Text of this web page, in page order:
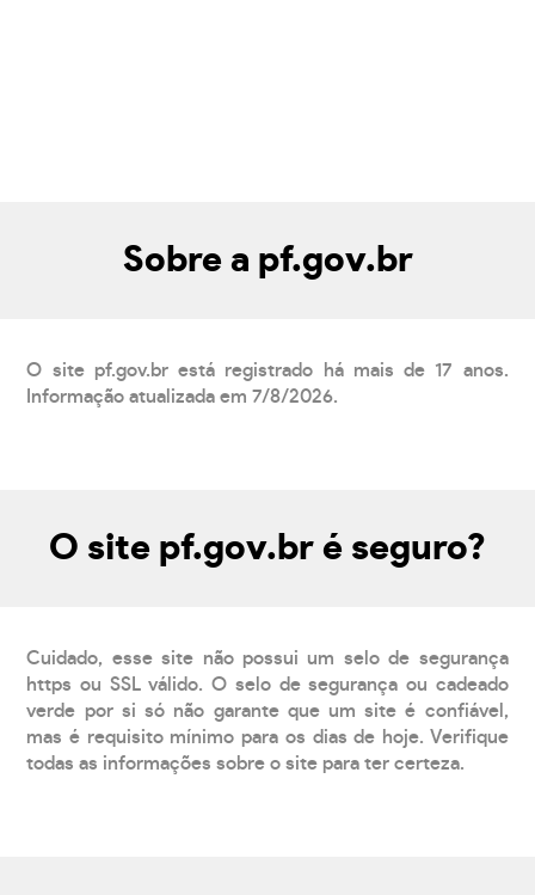
Sobre a pf.gov.br
O site pf.gov.br está registrado há mais de 17 anos.
Informação atualizada em 7/8/2026.
O site pf.gov.br é seguro?
Cuidado, esse site não possui um selo de segurança
https ou SSL válido. O selo de segurança ou cadeado
verde por si só não garante que um site é confiável,
mas é requisito mínimo para os dias de hoje. Verifique
todas as informações sobre o site para ter certeza.